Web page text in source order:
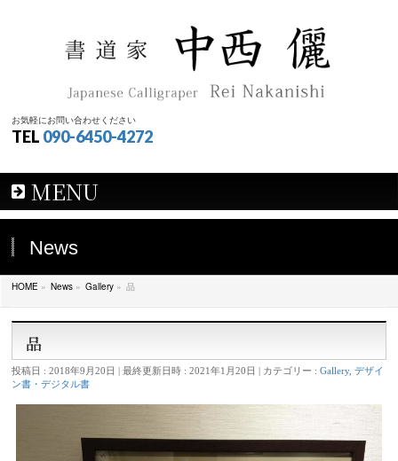
お気軽にお問い合わせください
TEL 090-6450-4272
MENU
News
HOME » News » Gallery » 品
品
投稿日 : 2018年9月20日 最終更新日時 : 2021年1月20日 カテゴリー :Gallery,デザイ
ン書・デジタル書